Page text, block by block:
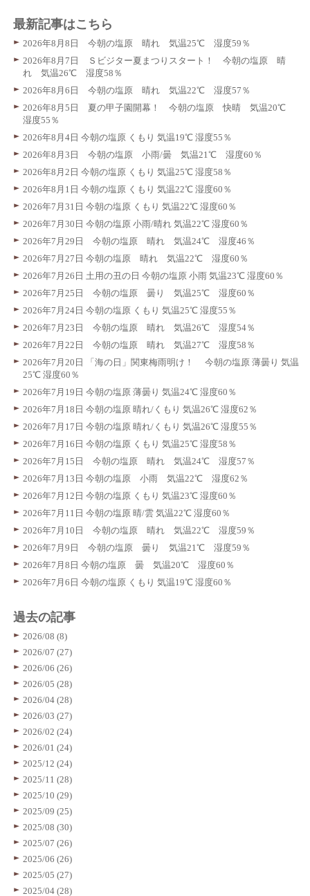
最新記事はこちら
2026年8月8日 今朝の塩原 晴れ 気温25℃ 湿度59％
2026年8月7日 Ｓビジター夏まつりスタート！ 今朝の塩原 晴
れ 気温26℃ 湿度58％
2026年8月6日 今朝の塩原 晴れ 気温22℃ 湿度57％
2026年8月5日 夏の甲子園開幕！ 今朝の塩原 快晴 気温20℃
湿度55％
2026年8月4日 今朝の塩原 くもり 気温19℃ 湿度55％
2026年8月3日 今朝の塩原 小雨/曇 気温21℃ 湿度60％
2026年8月2日 今朝の塩原 くもり 気温25℃ 湿度58％
2026年8月1日 今朝の塩原 くもり 気温22℃ 湿度60％
2026年7月31日 今朝の塩原 くもり 気温22℃ 湿度60％
2026年7月30日 今朝の塩原 小雨/晴れ 気温22℃ 湿度60％
2026年7月29日 今朝の塩原 晴れ 気温24℃ 湿度46％
2026年7月27日 今朝の塩原 晴れ 気温22℃ 湿度60％
2026年7月26日 土用の丑の日 今朝の塩原 小雨 気温23℃ 湿度60％
2026年7月25日 今朝の塩原 曇り 気温25℃ 湿度60％
2026年7月24日 今朝の塩原 くもり 気温25℃ 湿度55％
2026年7月23日 今朝の塩原 晴れ 気温26℃ 湿度54％
2026年7月22日 今朝の塩原 晴れ 気温27℃ 湿度58％
2026年7月20日 「海の日」関東梅雨明け！ 今朝の塩原 薄曇り 気温
25℃ 湿度60％
2026年7月19日 今朝の塩原 薄曇り 気温24℃ 湿度60％
2026年7月18日 今朝の塩原 晴れ/くもり 気温26℃ 湿度62％
2026年7月17日 今朝の塩原 晴れ/くもり 気温26℃ 湿度55％
2026年7月16日 今朝の塩原 くもり 気温25℃ 湿度58％
2026年7月15日 今朝の塩原 晴れ 気温24℃ 湿度57％
2026年7月13日 今朝の塩原 小雨 気温22℃ 湿度62％
2026年7月12日 今朝の塩原 くもり 気温23℃ 湿度60％
2026年7月11日 今朝の塩原 晴/雲 気温22℃ 湿度60％
2026年7月10日 今朝の塩原 晴れ 気温22℃ 湿度59％
2026年7月9日 今朝の塩原 曇り 気温21℃ 湿度59％
2026年7月8日 今朝の塩原 曇 気温20℃ 湿度60％
2026年7月6日 今朝の塩原 くもり 気温19℃ 湿度60％
過去の記事
2026/08 (8)
2026/07 (27)
2026/06 (26)
2026/05 (28)
2026/04 (28)
2026/03 (27)
2026/02 (24)
2026/01 (24)
2025/12 (24)
2025/11 (28)
2025/10 (29)
2025/09 (25)
2025/08 (30)
2025/07 (26)
2025/06 (26)
2025/05 (27)
2025/04 (28)